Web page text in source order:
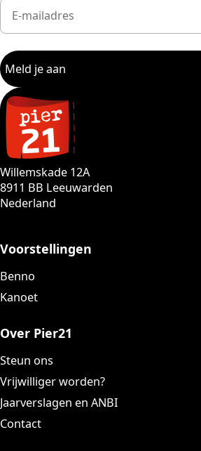
Meld je aan
Willemskade 12A
8911 BB Leeuwarden
Nederland
Voorstellingen
Benno
Kanoet
Over Pier21
Steun ons
Vrijwilliger worden?
Jaarverslagen en ANBI
Contact